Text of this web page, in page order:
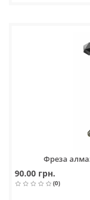
Фреза
90.00 грн.
(0)